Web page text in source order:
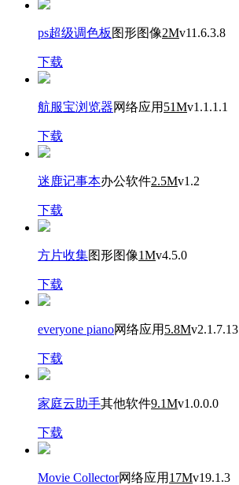
ps超级调色板 图形图像2Mv11.6.3.8
下载
航服宝浏览器网络应用 51Mv1.1.1.1
下载
迷鹿记事本办公软件2.5Mv1.2
下载
方片收集图形图像1Mv4.5.0
下载
everyone piano网络应用 5.8Mv2.1.7.13
下载
家庭云助手其他软件9.1Mv1.0.0.0
下载
Movie Collector网络应用 17Mv19.1.3